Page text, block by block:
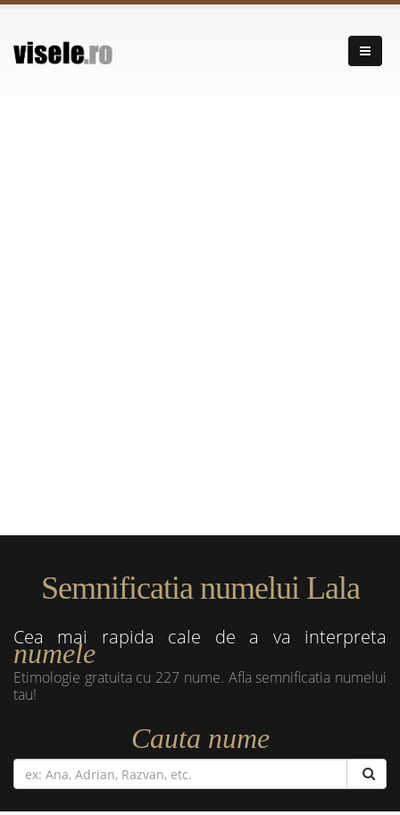
Semnificatia numelui Lala
Cea mai rapida cale de a va interpreta
numele
Etimologie gratuita cu 227 nume. Afla semnificatia numelui
tau!
Cauta nume